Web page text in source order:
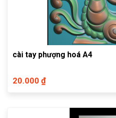
cài tay phượng hoá A4
20.000 ₫